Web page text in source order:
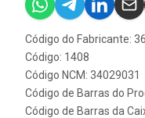
Código do Fabricante:
Código: 1408
Código NCM: 34029031
Código de Barras do
Código de Barras da